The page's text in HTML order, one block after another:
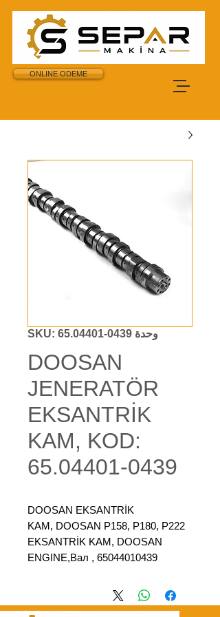
ONLINE ODEME
وحدة SKU: 65.04401-0439
DOOSAN
JENERATÖR
EKSANTRİK
KAM, KOD:
65.04401-0439
DOOSAN EKSANTRİK
KAM, DOOSAN P158, P180, P222
EKSANTRİK KAM, DOOSAN
ENGINE,Вал , 65044010439